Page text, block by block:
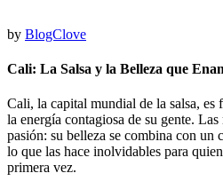
by BlogClove
Cali: La Salsa y la Belleza que
Cali, la capital mundial de la salsa, es
la energía contagiosa de su gente.
pasión: su belleza se combina con un
lo que las hace inolvidables para
primera vez.